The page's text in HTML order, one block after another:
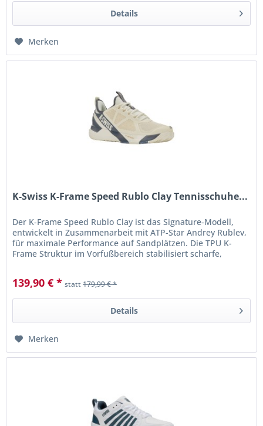
Details
Merken
K-Swiss K-Frame Speed Rublo Clay Tennisschuhe...
Der K-Frame Speed Rublo Clay ist das Signature-Modell,
entwickelt in Zusammenarbeit mit ATP-Star Andrey Rublev,
für maximale Performance auf Sandplätzen. Die TPU K-
Frame Struktur im Vorfußbereich stabilisiert scharfe,
139,90 € * statt179,99 € *
Details
Merken